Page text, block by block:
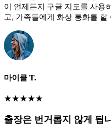
이 언제든지 구글 지도를 사용
고, 가족들에게 화상 통화를
마이클 T.
★★★★★
출장은 번거롭지 않게 됩